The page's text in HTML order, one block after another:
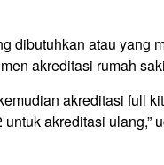
dibutuhkan atau yang
akreditasi rumah
akreditasi full
akreditasi ulang,”